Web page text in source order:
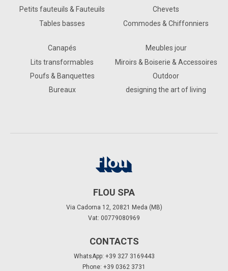
Petits fauteuils & Fauteuils
Tables basses
Chevets
Commodes & Chiffonniers
Canapés
Lits transformables
Poufs & Banquettes
Bureaux
Meubles jour
Miroirs & Boiserie & Accessoires
Outdoor
designing the art of living
FLOU SPA
Via Cadorna 12, 20821 Meda (MB)
Vat: 00779080969
CONTACTS
WhatsApp: +39 327 3169443
Phone: +39 0362 3731